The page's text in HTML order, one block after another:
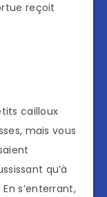
reçoit
cailloux
mais vous
qu’à
s’enterrant,